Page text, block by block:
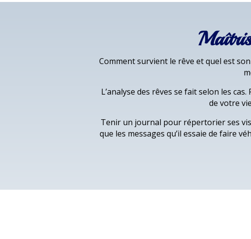
Comment survient le rêve et quel est
L’analyse des rêves se fait selon les
de votre
Tenir un journal pour répertorier ses
que les messages qu’il essaie de faire